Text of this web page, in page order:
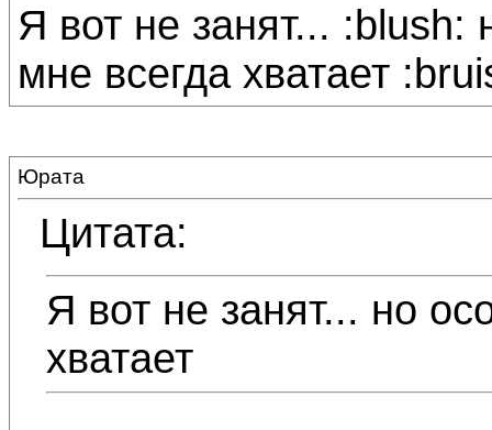
Я вот не занят...
мне всегда хватает
Юрата
Цитата:
Я вот не занят... но
хватает